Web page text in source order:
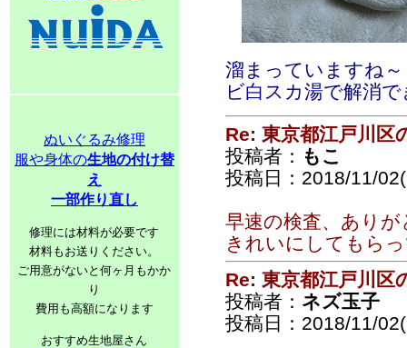
ぬいぐるみ修理
服や身体の生地の付け替
え
一部作り直し
修理には材料が必要です
材料もお送りください。
ご用意がないと何ヶ月もかか
り
費用も高額になります
おすすめ生地屋さん
溜まっていますね～
ビ白スカ湯で解消
Re: 東京都江戸川区
投稿者： もこ
投稿日：2018/11/
早速の検査、あり
きれいにしてもら
Re: 東京都江戸川区
投稿者： ネズ玉子
投稿日：2018/11/